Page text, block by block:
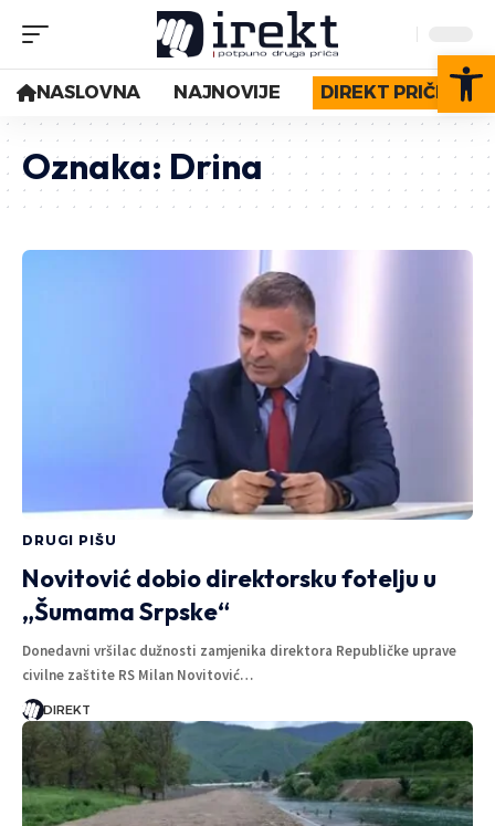
NASLOVNA NAJNOVIJE DIREKT PRIČE
Oznaka: Drina
DRUGI PIŠU
Novitović dobio direktorsku fotelju u
„Šumama Srpske“
Donedavni vršilac dužnosti zamjenika direktora Republičke uprave
civilne zaštite RS Milan Novitović…
DIREKT